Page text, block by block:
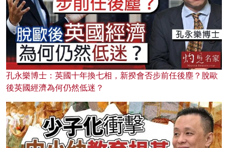
孔永樂博士：英國十年換七相，新揆會否步前任後塵？脫歐
後英國經濟為何仍然低迷？